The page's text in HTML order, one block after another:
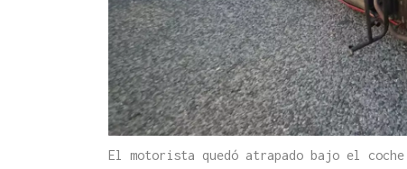
El motorista quedó atrapado bajo el